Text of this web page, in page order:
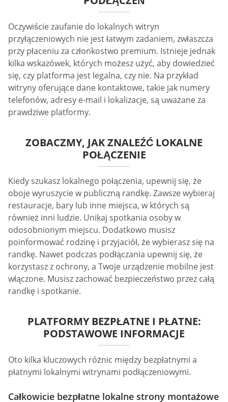
Oczywiście zaufanie do lokalnych witryn
przyłączeniowych nie jest łatwym zadaniem, zwłaszcza
przy płaceniu za członkostwo premium. Istnieje jednak
kilka wskazówek, których możesz użyć, aby dowiedzieć
się, czy platforma jest legalna, czy nie. Na przykład
witryny oferujące dane kontaktowe, takie jak numery
telefonów, adresy e-mail i lokalizacje, są uważane za
prawdziwe platformy.
ZOBACZMY, JAK ZNALEŹĆ LOKALNE
POŁĄCZENIE
Kiedy szukasz lokalnego połączenia, upewnij się, że
oboje wyruszycie w publiczną randkę. Zawsze wybieraj
restauracje, bary lub inne miejsca, w których są
również inni ludzie. Unikaj spotkania osoby w
odosobnionym miejscu. Dodatkowo musisz
poinformować rodzinę i przyjaciół, że wybierasz się na
randkę. Nawet podczas podłączania upewnij się, że
korzystasz z ochrony, a Twoje urządzenie mobilne jest
włączone. Musisz zachować bezpieczeństwo przez całą
randkę i spotkanie.
PLATFORMY BEZPŁATNE I PŁATNE:
PODSTAWOWE INFORMACJE
Oto kilka kluczowych różnic między bezpłatnymi a
płatnymi lokalnymi witrynami podłączeniowymi.
Całkowicie bezpłatne lokalne strony montażowe